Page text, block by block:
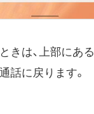
きは、上部にある
話に戻ります。